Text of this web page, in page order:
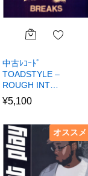
中古ﾚｺｰﾄﾞ
TOADSTYLE –
ROUGH INT…
¥5,100
オススメ